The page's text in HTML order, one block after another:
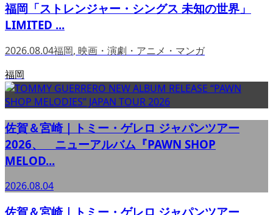
福岡「ストレンジャー・シングス 未知の世界」
LIMITED ...
2026.08.04福岡, 映画・演劇・アニメ・マンガ
福岡
佐賀＆宮崎｜トミー・ゲレロ ジャパンツアー
2026、 ニューアルバム『PAWN SHOP
MELOD...
2026.08.04
佐賀＆宮崎｜トミー・ゲレロ ジャパンツアー